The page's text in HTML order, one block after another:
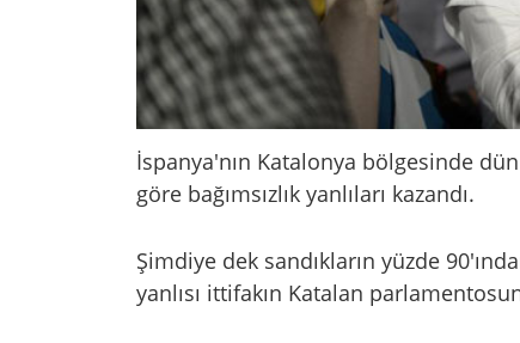
İspanya'nın Katalonya bölgesinde
göre bağımsızlık yanlıları kazandı.
Şimdiye dek sandıkların yüzde
yanlısı ittifakın Katalan